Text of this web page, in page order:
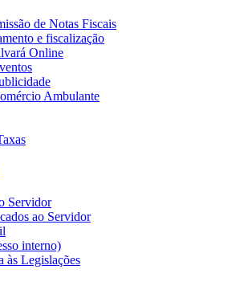
de Notas Fiscais
e fiscalização
Online
Ambulante
Servidor
ao Servidor
interno)
às Legislações